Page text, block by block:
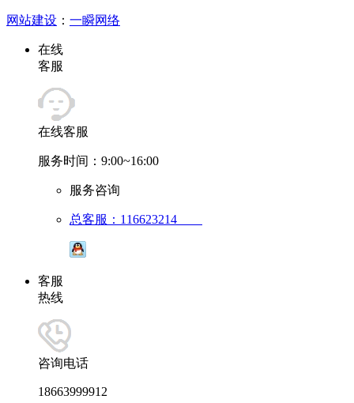
网站建设 ： 一瞬网络
在线
客服
在线客服
服务时间：9:00~16:00
服务咨询
总客服：116623214
客服
热线
咨询电话
18663999912